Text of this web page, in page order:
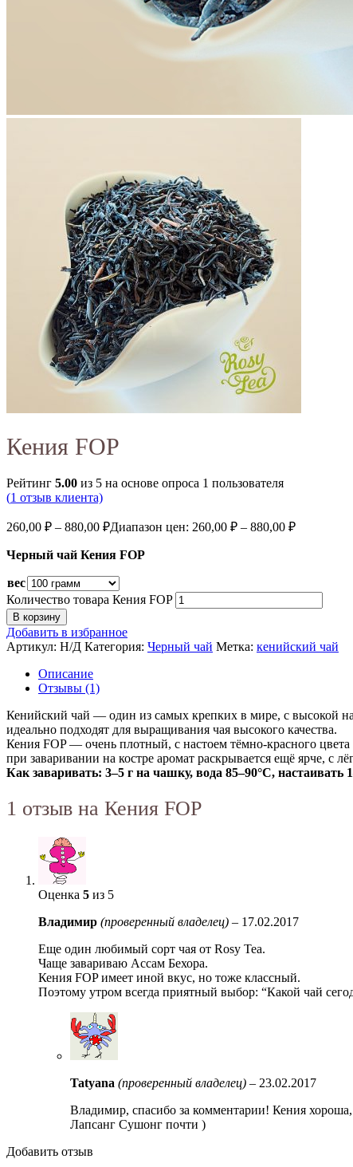
Кения FOP
Рейтинг 5.00 из 5 на основе опроса 1 пользователя
(1 отзыв клиента)
260,00 ₽ – 880,00 ₽Диапазон цен: 260,00 ₽ – 880,00 ₽
Черный чай Кения FOP
вес
Количество товара Кения FOP
В корзину
Добавить в избранное
Артикул: Н/Д Категория: Черный чай Метка: кенийский чай
Описание
Отзывы (1)
Кенийский чай — один из самых крепких в мире, с высокой
идеально подходят для выращивания чая высокого качества.
Кения FOP — очень плотный, с настоем тёмно-красного
при заваривании на костре аромат раскрывается ещё ярче, с
Как заваривать: 3–5 г на чашку, вода 85–90°С, настаивать
1 отзыв на Кения FOP
Оценка 5 из 5
Владимир (проверенный владелец) – 17.02.2017
Еще один любимый сорт чая от Rosy Tea.
Чаще завариваю Ассам Бехора.
Кения FOP имеет иной вкус, но тоже классный.
Поэтому утром всегда приятный выбор: “Какой чай
Tatyana (проверенный владелец) – 23.02.2017
Владимир, спасибо за комментарии! Кения хороша,
Лапсанг Сушонг почти )
Добавить отзыв